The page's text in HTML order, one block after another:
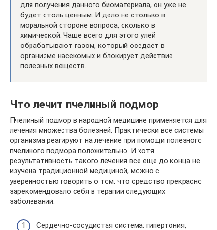
для получения данного биоматериала, он уже не
будет столь ценным. И дело не столько в
моральной стороне вопроса, сколько в
химической. Чаще всего для этого улей
обрабатывают газом, который оседает в
организме насекомых и блокирует действие
полезных веществ.
Что лечит пчелиный подмор
Пчелиный подмор в народной медицине применяется для
лечения множества болезней. Практически все системы
организма реагируют на лечение при помощи полезного
пчелиного подмора положительно. И хотя
результативность такого лечения все еще до конца не
изучена традиционной медициной, можно с
уверенностью говорить о том, что средство прекрасно
зарекомендовало себя в терапии следующих
заболеваний:
Сердечно-сосудистая система: гипертония,